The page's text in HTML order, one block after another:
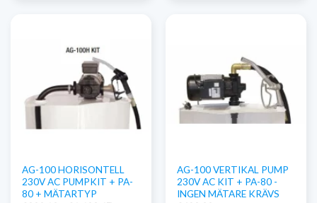
AG-100 HORISONTELL
230V AC PUMPKIT + PA-
80 + MÄTARTYP
AG-100 VERTIKAL PUMP
230V AC KIT + PA-80 -
INGEN MÄTARE KRÄVS